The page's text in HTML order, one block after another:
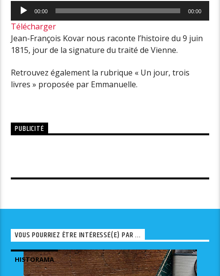
Lecteur
audio
00:00 00:00
Télécharger
Jean-François Kovar nous raconte l’histoire du 9 juin
1815, jour de la signature du traité de Vienne.
Retrouvez également la rubrique « Un jour, trois
livres » proposée par Emmanuelle.
PUBLICITÉ
VOUS POURRIEZ ÊTRE INTÉRESSÉ(E) PAR ...
HISTORAMA